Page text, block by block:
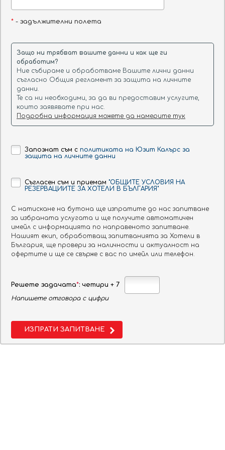
* - задължителни полета
Защо ни трябват вашите данни и как ще ги
обработим?
Ние събираме и обработваме Вашите лични данни
съгласно Общия регламент за защита на личните
данни.
Те са ни необходими, за да ви предоставим услугите,
които заявявате при нас.
Подробна информация можете да намерите тук
Запознат съм с политиката на Юзит Калърс за
защита на личните данни
Съгласен съм и приемам "ОБЩИТЕ УСЛОВИЯ НА
РЕЗЕРВАЦИИТЕ ЗА ХОТЕЛИ В БЪЛГАРИЯ"
С натискане на бутона ще изпратите до нас запитване
за избраната услугата и ще получите автоматичен
имейл с информацията по направеното запитване.
Нашият екип, обработващ запитванията за Хотели в
България, ще провери за наличности и актуалност на
офертите и ще се свърже с вас по имейл или телефон.
Решете задачата*: четири + 7
Напишете отговора с цифри
ИЗПРАТИ ЗАПИТВАНЕ
От:
До:
Нощувки: Стаи:
Стая 1 Възрастни Деца
Бебета
МЕСТОПОЛОЖЕНИЕ:
На около 2 километра от основната част на с.
Рибарица